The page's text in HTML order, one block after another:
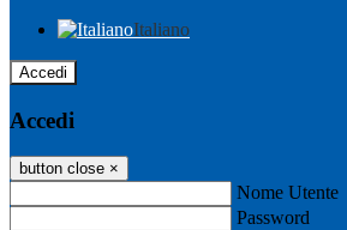
Italiano
Accedi
Accedi
button close ×
Nome Utente
Password